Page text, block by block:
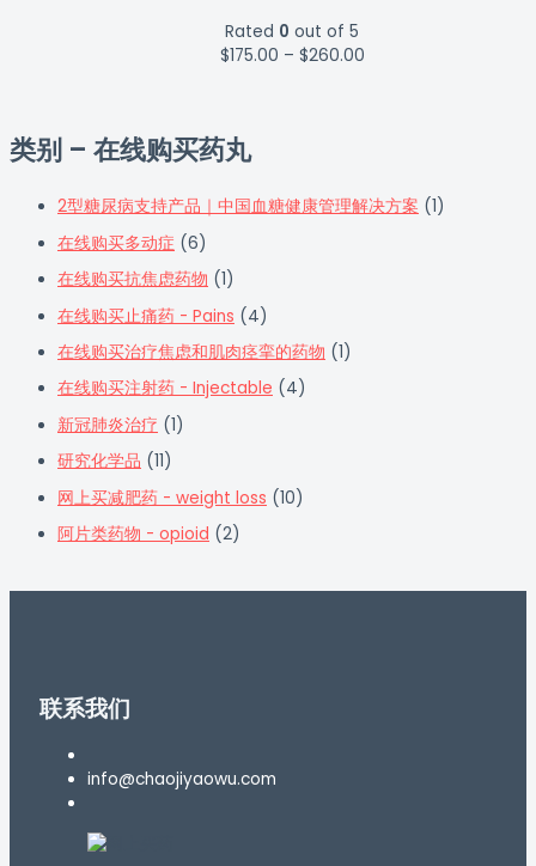
类别 – 在线购买药丸
2型糖尿病支持产品｜中国血糖健康管理解决方案 (1)
在线购买多动症 (6)
在线购买抗焦虑药物 (1)
在线购买止痛药 - Pains (4)
在线购买治疗焦虑和肌肉痉挛的药物 (1)
在线购买注射药 - Injectable (4)
新冠肺炎治疗 (1)
研究化学品 (11)
网上买减肥药 - weight loss (10)
阿片类药物 - opioid (2)
Rated 0 out of 5
$175.00 – $260.00
联系我们
info@chaojiyaowu.com